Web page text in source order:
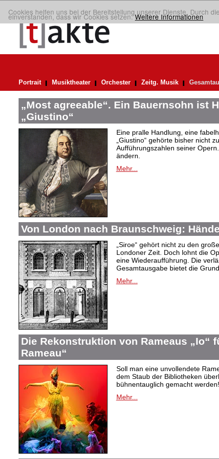
Cookies helfen uns bei der Bereitstellung unserer Dienste. Durch
einverstanden, dass wir Cookies setzen.Weitere Informationen
Portrait Musiktheater Orchester Zeitg. Musik
„Most agreeable“. Ein Bauernsohn ist
„Giustino“
Eine pralle Handlung, eine
„Giustino“ gehörte bisher nicht
Aufführungszahlen seiner
ändern.
Mehr...
Von London nach Braunschweig:
„Siroe“ gehört nicht zu den
Londoner Zeit. Doch lohnt die
eine Wiederaufführung. Die
Gesamtausgabe bietet die
Mehr...
Die Rekonstruktion von Rameaus „Io“
Rameau“
Soll man eine unvollendete
dem Staub der Bibliotheken
bühnentauglich gemacht
Mehr...